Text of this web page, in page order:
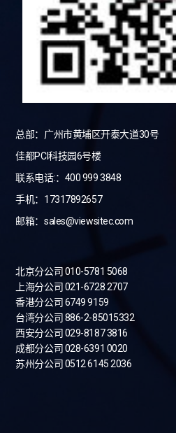
总部：广州市黄埔区开泰大道30号
佳都PCI科技园6号楼
联系电话:：400 999 3848
手机：17317892657
邮箱：sales@viewsitec.com
北京分公司 010-5781 5068
上海分公司 021-6728 2707
香港分公司 6749 9159
台湾分公司 886-2-85015332
西安分公司 029-8187 3816
成都分公司 028-6391 0020
苏州分公司 0512 6145 2036